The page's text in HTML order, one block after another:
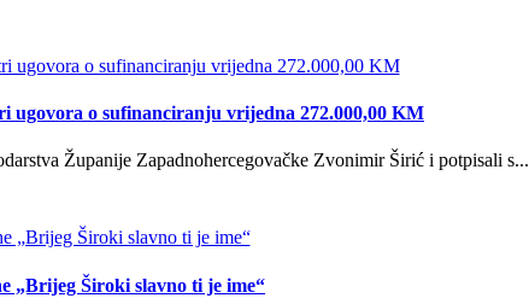
ugovora o sufinanciranju vrijedna 272.000,00 KM
Županije Zapadnohercegovačke Zvonimir Širić i potpisali s...
„Brijeg Široki slavno ti je ime“